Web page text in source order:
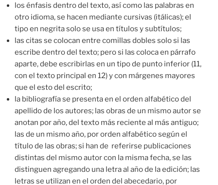
los énfasis dentro del texto, así como las palabras en
otro idioma, se hacen mediante cursivas (itálicas); el
tipo en negrita solo se usa en títulos y subtítulos;
las citas se colocan entre comillas dobles solo si las
escribe dentro del texto; pero si las coloca en párrafo
aparte, debe escribirlas en un tipo de punto inferior (11,
con el texto principal en 12) y con márgenes mayores
que el esto del escrito;
la bibliografía se presenta en el orden alfabético del
apellido de los autores; las obras de un mismo autor se
anotan por año, del texto más reciente al más antiguo;
las de un mismo año, por orden alfabético según el
título de las obras; si han de referirse publicaciones
distintas del mismo autor con la misma fecha, se las
distinguen agregando una letra al año de la edición; las
letras se utilizan en el orden del abecedario, por